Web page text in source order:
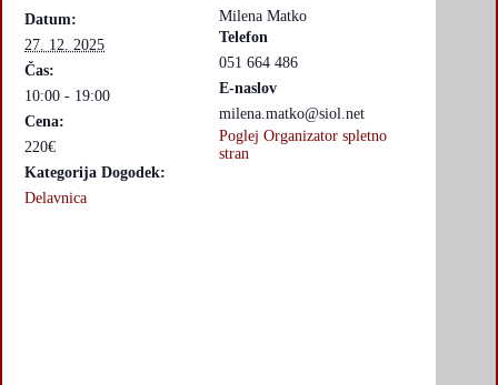
Datum:
27. 12. 2025
Čas:
10:00 - 19:00
Cena:
220€
Kategorija Dogodek:
Delavnica
Milena Matko
Telefon
051 664 486
E-naslov
milena.matko@siol.net
Poglej Organizator spletno
stran